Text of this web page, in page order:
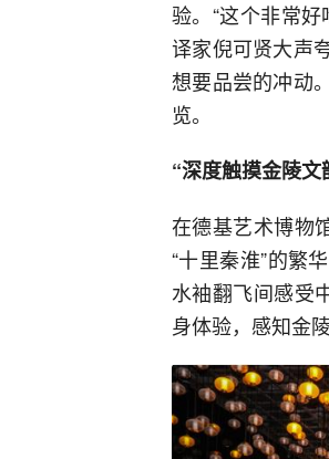
验。“这个非常
译家倪可贤大声
想要品尝的冲动
览。
“深度触摸金陵文
在德基艺术博物
“十里秦淮”的繁
水袖翻飞间感受
身体验，感知金